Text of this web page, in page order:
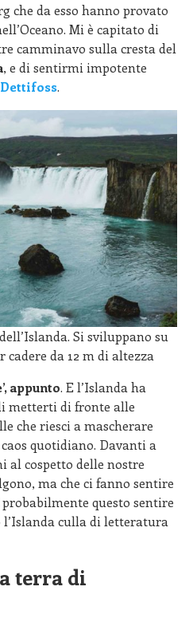
che da esso hanno provato
Mi è capitato di
camminavo sulla cresta del
, e di sentirmi impotente
Dettifoss.
Si sviluppano su
da 12 m di altezza
appunto. E l’Islanda ha
metterti di fronte alle
che riesci a mascherare
quotidiano. Davanti a
al cospetto delle nostre
ma che ci fanno sentire
questo sentire
l’Islanda culla di letteratura
terra di